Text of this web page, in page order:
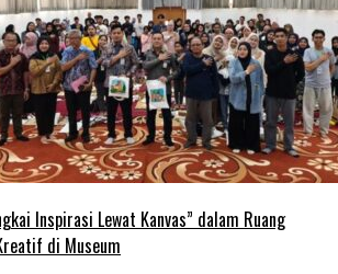
Inspirasi Lewat Kanvas” dalam Ruang
di Museum